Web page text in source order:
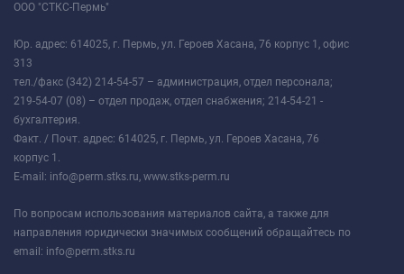
ООО "СТКС-Пермь"
Юр. адрес: 614025, г. Пермь, ул. Героев Хасана, 76 корпус 1, офис
313
тел./факс (342) 214-54-57 – администрация, отдел персонала;
219-54-07 (08) – отдел продаж, отдел снабжения; 214-54-21 -
бухгалтерия.
Факт. / Почт. адрес: 614025, г. Пермь, ул. Героев Хасана, 76
корпус 1.
E-mail: info@perm.stks.ru, www.stks-perm.ru
По вопросам использования материалов сайта, а также для
направления юридически значимых сообщений обращайтесь по
email: info@perm.stks.ru